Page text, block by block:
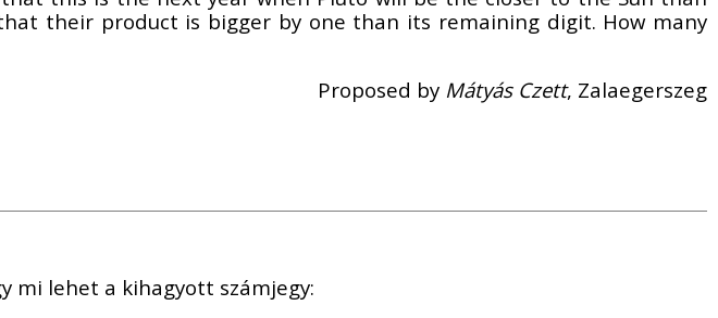
their product is bigger by one than its remaining digit. How many
Proposed by Mátyás Czett, Zalaegerszeg
mi lehet a kihagyott számjegy: